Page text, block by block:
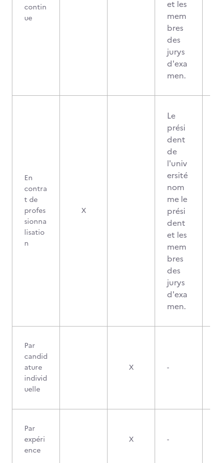
contin
ue
et les
mem
bres
des
jurys
d'exa
men.
En
contra
t de
profes
sionna
lisatio
n
X
Le
prési
dent
de
l'univ
ersité
nom
me le
prési
dent
et les
mem
bres
des
jurys
d'exa
men.
Par
candid
ature
individ
uelle
X -
Par
expéri
ence
X -